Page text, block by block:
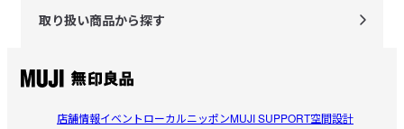
取り扱い商品から探す
店舗情報イベントローカルニッポンMUJI SUPPORT空間設計